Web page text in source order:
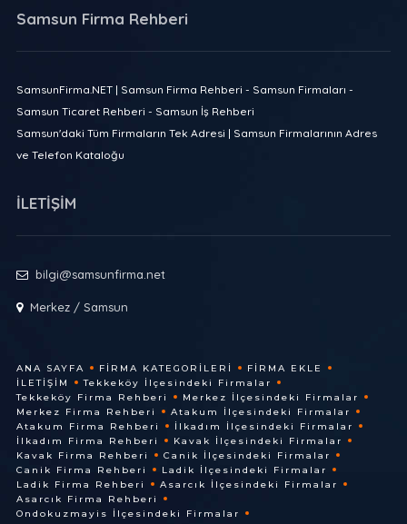
Samsun Firma Rehberi
SamsunFirma.NET | Samsun Firma Rehberi - Samsun Firmaları -
Samsun Ticaret Rehberi - Samsun İş Rehberi
Samsun'daki Tüm Firmaların Tek Adresi | Samsun Firmalarının Adres
ve Telefon Kataloğu
İLETİŞİM
bilgi@samsunfirma.net
Merkez / Samsun
ANA SAYFA FIRMA KATEGORILERI
FIRMA EKLE
İLETIŞIM
Tekkeköy İlçesindeki Firmalar
Tekkeköy Firma Rehberi
Merkez İlçesindeki Firmalar
Merkez Firma Rehberi
Atakum İlçesindeki Firmalar
Atakum Firma Rehberi
İlkadım İlçesindeki Firmalar
İlkadım Firma Rehberi
Kavak İlçesindeki Firmalar
Kavak Firma Rehberi
Canik İlçesindeki Firmalar
Canik Firma Rehberi
Ladik İlçesindeki Firmalar
Ladik Firma Rehberi
Asarcık İlçesindeki Firmalar
Asarcık Firma Rehberi
Ondokuzmayis İlçesindeki Firmalar